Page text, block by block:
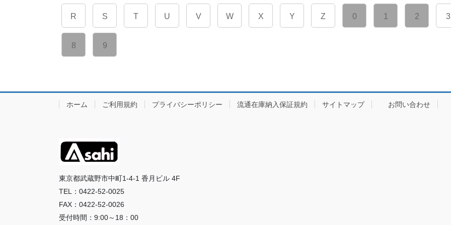
R S T U V W X Y Z 0 1 2 3
8 9
ホーム ご利用規約 プライバシーポリシー 流通在庫納入保証規約 サイトマップ お問い合わせ
東京都武蔵野市中町1-4-1 香月ビル 4F
TEL：0422-52-0025
FAX：0422-52-0026
受付時間：9:00～18：00